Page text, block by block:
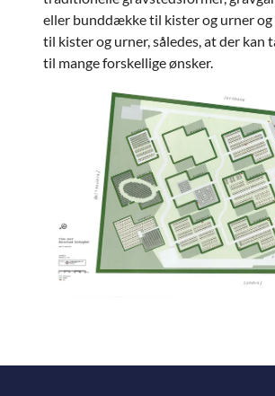
eller bunddække til kister og urner
til kister og urner, således, at der kan
til mange forskellige ønsker.